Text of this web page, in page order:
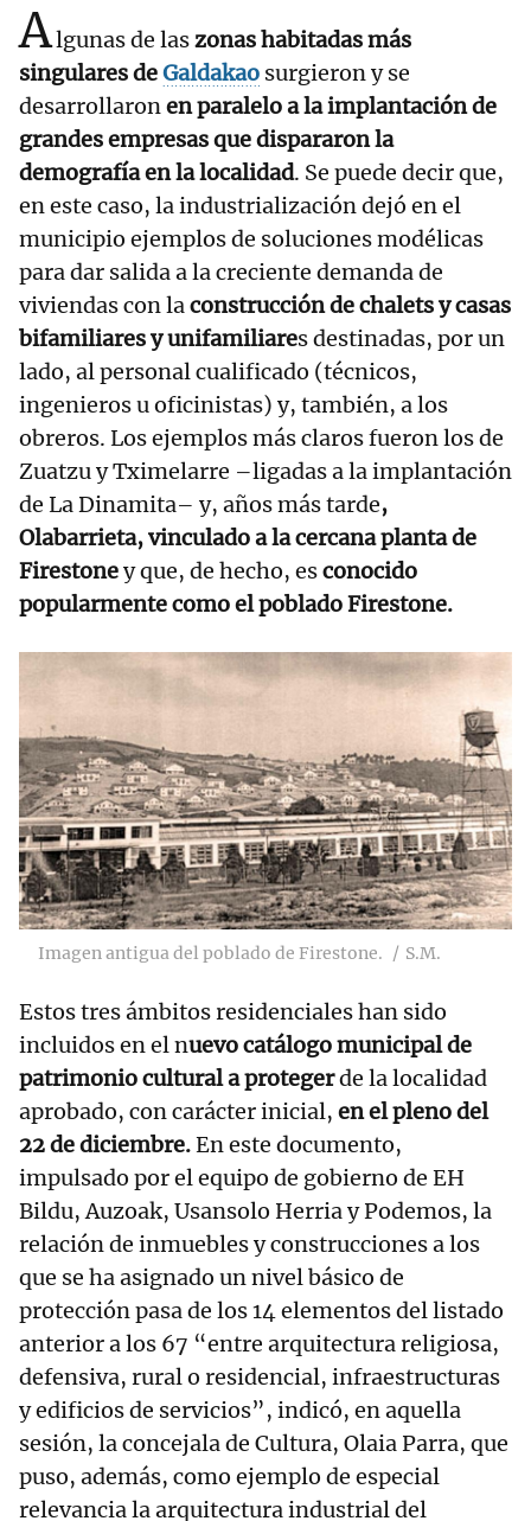
Algunas de laszonas habitadas más
singulares deGaldakao surgieron y se
desarrollaronen paralelo a la implantación de
grandes empresas que dispararon la
demografía en la localidad. Se puede decir que,
en este caso, la industrialización dejó en el
municipio ejemplos de soluciones modélicas
para dar salida a la creciente demanda de
viviendas con laconstrucción de chalets y casas
bifamiliares y unifamiliares destinadas, por un
lado, al personal cualificado (técnicos,
ingenieros u oficinistas) y, también, a los
obreros. Los ejemplos más claros fueron los de
Zuatzu y Tximelarre –ligadas a la implantación
de La Dinamita– y, años más tarde,
Olabarrieta, vinculado a la cercana planta de
Firestoney que, de hecho, esconocido
popularmente como el poblado Firestone.
Imagen antigua del poblado de Firestone. S.M.
Estos tres ámbitos residenciales han sido
incluidos en el nuevo catálogo municipal de
patrimonio cultural a protegerde la localidad
aprobado, con carácter inicial, en el pleno del
22 de diciembre.En este documento,
impulsado por el equipo de gobierno de EH
Bildu, Auzoak, Usansolo Herria y Podemos, la
relación de inmuebles y construcciones a los
que se ha asignado un nivel básico de
protección pasa de los 14 elementos del listado
anterior a los 67 “entre arquitectura religiosa,
defensiva, rural o residencial, infraestructuras
y edificios de servicios”, indicó, en aquella
sesión, la concejala de Cultura, Olaia Parra, que
puso, además, como ejemplo de especial
relevancia la arquitectura industrial del